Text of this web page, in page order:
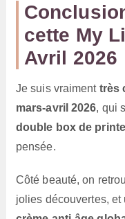
cette My
Avril 2026
Je suis vraiment très
mars-avril 2026, qui
double box de
pensée.
Côté beauté, on
jolies découvertes,